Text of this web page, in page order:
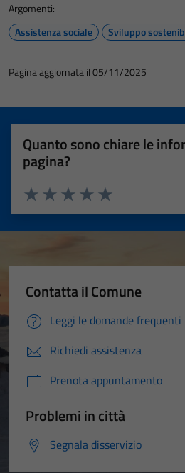
Argomenti:
Assistenza sociale
Sviluppo
Pagina aggiornata il 05/11/2025
Quanto sono chiare le
pagina?
Valuta 5 stelle su
Valuta 4 stelle su 5
Valuta 3 stelle su 5
Valuta 2 stelle su 5
Valuta 1 stelle su 5
Contatta il Comune
Leggi le domande frequenti
Richiedi assistenza
Prenota appuntamento
Problemi in città
Segnala disservizio